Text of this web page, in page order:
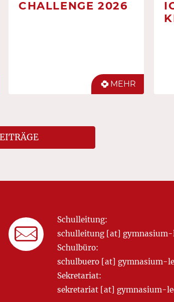
CHALLENGE 2026
MEHR
Schulleitung:
schulleitung [at]
Schulbüro:
schulbuero [at] gymnasium-
Sekretariat:
sekretariat [at] gymnasium-